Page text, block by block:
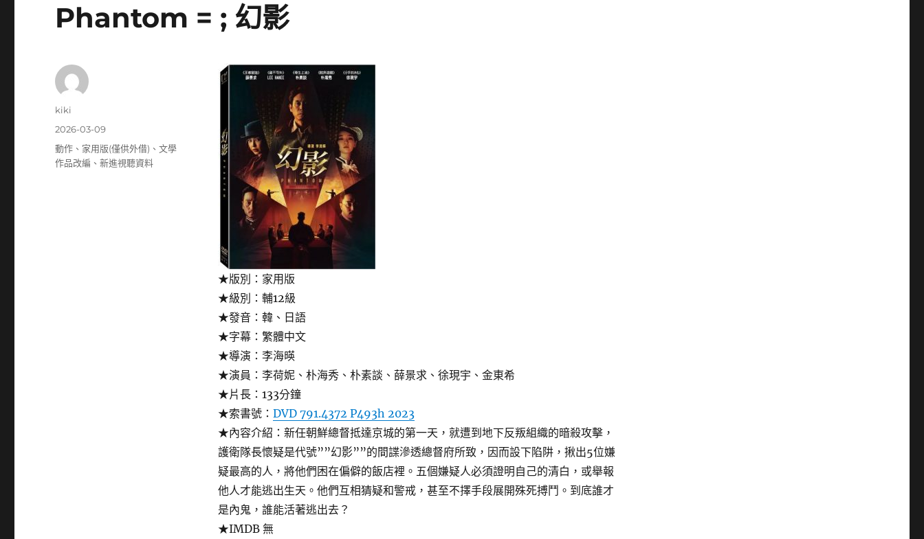
Phantom = ; 幻影
★版別：家用版
★級別：輔12級
★發音：韓、日語
★字幕：繁體中文
★導演：李海暎
★演員：李荷妮、朴海秀、朴素談、薛景求、徐現宇、金東希
★片長：133分鐘
★索書號： DVD 791.4372 P493h 2023
★內容介紹：新任朝鮮總督抵達京城的第一天，就遭到地下反叛組織的暗殺攻擊，
護衛隊長懷疑是代號””幻影””的間諜滲透總督府所致，因而設下陷阱，揪出5位嫌
疑最高的人，將他們困在偏僻的飯店裡。五個嫌疑人必須證明自己的清白，或舉報
他人才能逃出生天。他們互相猜疑和警戒，甚至不擇手段展開殊死搏鬥。到底誰才
是內鬼，誰能活著逃出去？
★IMDB 無
作
kiki
發
佈
日
2026-03-09
分
類
動作 、 家用版(僅供外借) 、文學
作品改編 、新進視聽資料